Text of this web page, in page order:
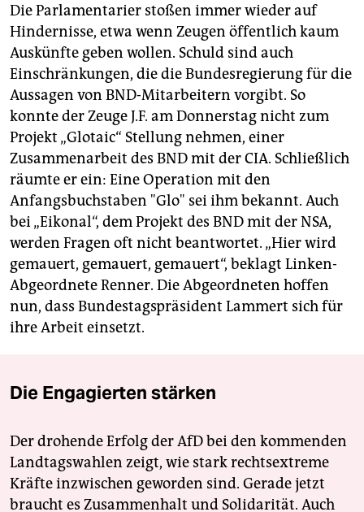
Die Parlamentarier stoßen immer wieder auf
Hindernisse, etwa wenn Zeugen öffentlich kaum
Auskünfte geben wollen. Schuld sind auch
Einschränkungen, die die Bundesregierung für die
Aussagen von BND-Mitarbeitern vorgibt. So
konnte der Zeuge J.F. am Donnerstag nicht zum
Projekt „Glotaic“ Stellung nehmen, einer
Zusammenarbeit des BND mit der CIA. Schließlich
räumte er ein: Eine Operation mit den
Anfangsbuchstaben "Glo" sei ihm bekannt. Auch
bei „Eikonal“, dem Projekt des BND mit der NSA,
werden Fragen oft nicht beantwortet. „Hier wird
gemauert, gemauert, gemauert“, beklagt Linken-
Abgeordnete Renner. Die Abgeordneten hoffen
nun, dass Bundestagspräsident Lammert sich für
ihre Arbeit einsetzt.
Die Engagierten stärken
Der drohende Erfolg der AfD bei den kommenden
Landtagswahlen zeigt, wie stark rechtsextreme
Kräfte inzwischen geworden sind. Gerade jetzt
braucht es Zusammenhalt und Solidarität. Auch